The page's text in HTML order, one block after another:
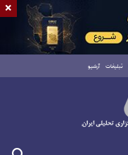
تبلیغات آرشیو
×